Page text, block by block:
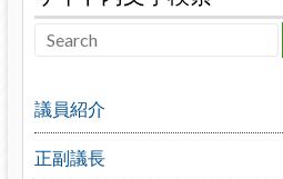
議員紹介
正副議長